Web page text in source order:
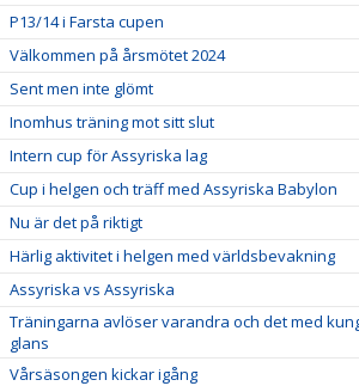
P13/14 i Farsta cupen
Välkommen på årsmötet 2024
Sent men inte glömt
Inomhus träning mot sitt slut
Intern cup för Assyriska lag
Cup i helgen och träff med Assyriska Babylon
Nu är det på riktigt
Härlig aktivitet i helgen med världsbevakning
Assyriska vs Assyriska
Träningarna avlöser varandra och det med
glans
Vårsäsongen kickar igång